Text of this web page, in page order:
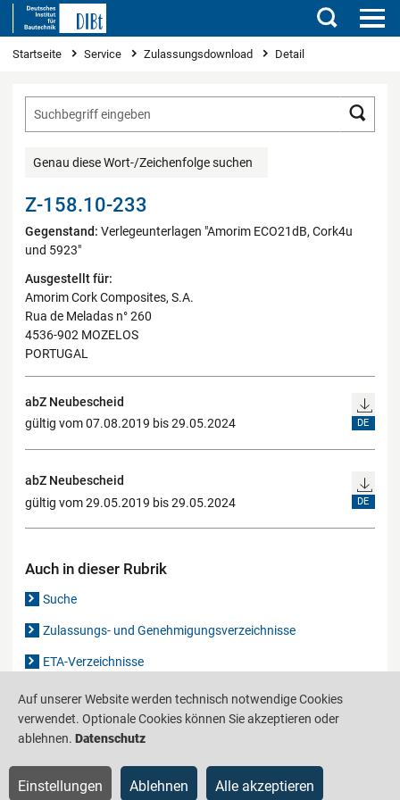
Suchen
Sie sind hier
Startseite Service Zulassungsdownload Detail
Genau diese Wort-/Zeichenfolge suchen
Z-158.10-233
Gegenstand: Verlegeunterlagen "Amorim ECO21dB, Cork4u
und 5923"
Ausgestellt für:
Amorim Cork Composites, S.A.
Rua de Meladas n° 260
4536-902 MOZELOS
PORTUGAL
abZ Neubescheid
gültig vom 07.08.2019 bis 29.05.2024
DE
abZ Neubescheid
gültig vom 29.05.2019 bis 29.05.2024
DE
Auch in dieser Rubrik
Suche
Zulassungs- und Genehmigungsverzeichnisse
ETA-Verzeichnisse
Gutachten-Verzeichnis
Barrierefreiheit Datenschutz Impressum Sitemap
Auf unserer Website werden technisch notwendige Cookies
verwendet. Optionale Cookies können Sie akzeptieren oder
ablehnen. Datenschutz
Einstellungen Ablehnen Alle akzeptieren